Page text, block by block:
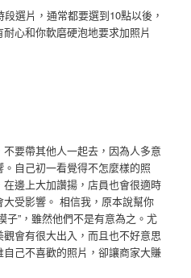
選片，通常都要選到10點以後，
心和你軟磨硬泡地要求加照片
要帶其他人一起去，因為人多意
自己初一看覺得不怎麼樣的照
邊上大加讚揚，店員也會很適時
受影響。 相信我，原本說幫你
子”，雖然他們不是有意為之。尤
會有很大出入，而且也不好意思
己不喜歡的照片，卻讓商家大賺